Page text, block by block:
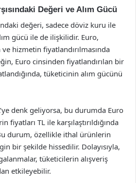
Değeri ve Alım Gücü
değeri, sadece döviz kuru ile
gücü ile de ilişkilidir. Euro,
hizmetin fiyatlandırılmasında
Euro cinsinden fiyatlandırılan bir
tüketicinin alım gücünü
denk geliyorsa, bu durumda Euro
fiyatları TL ile karşılaştırıldığında
durum, özellikle ithal ürünlerin
bir şekilde hissedilir. Dolayısıyla,
tüketicilerin alışveriş
etkileyebilir.